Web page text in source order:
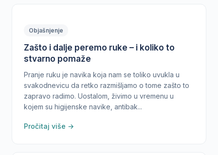
Objašnjenje
Zašto i dalje peremo ruke – i koliko to
stvarno pomaže
Pranje ruku je navika koja nam se toliko uvukla u
svakodnevicu da retko razmišljamo o tome zašto to
zapravo radimo. Uostalom, živimo u vremenu u
kojem su higijenske navike, antibak...
Pročitaj više →